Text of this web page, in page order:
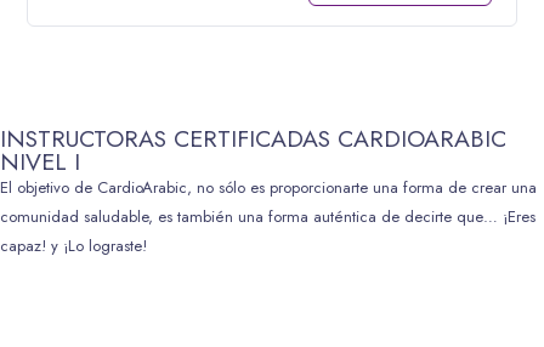
INSTRUCTORAS CERTIFICADAS CARDIOARABIC
NIVEL I
El objetivo de CardioArabic, no sólo es proporcionarte una forma de crear una
comunidad saludable, es también una forma auténtica de decirte que… ¡Eres
capaz! y ¡Lo lograste!